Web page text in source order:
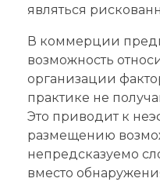
являться
В коммерции
возможность
организации
практике не
Это приводит к
размещению
непредсказуемо
вместо